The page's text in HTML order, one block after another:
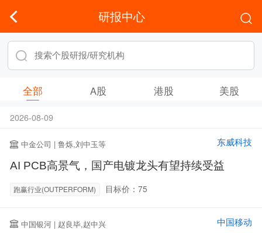
研报中心
全部 A股 港股 美股
2026-08-09
中金公司 | 鲁烁,刘中玉等 东威科技
AI PCB高景气，国产电镀龙头有望持续受益
跑赢行业(OUTPERFORM) 目标价：75
中国银河 | 赵良毕,赵中兴 中国移动